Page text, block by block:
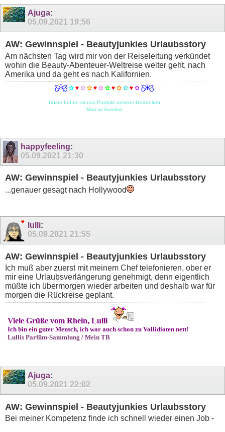
Ajuga:
05.09.2021 19:56
AW: Gewinnspiel - Beautyjunkies Urlaubsstory
Am nächsten Tag wird mir von der Reiseleitung verkündet
wohin die Beauty-Abenteuer-Weltreise weiter geht, nach
Amerika und da geht es nach Kalifornien.
Ƹ̵̡Ӝ̵̨̄Ʒ ✿♥✿ ✿ ♥✿✿♥✿✿♥✿Ƹ̵̡Ӝ̵̨̄Ʒ
Unser Leben ist das Produkt unserer Gedanken
Marcus Aurelius
happyfeeling:
05.09.2021 21:30
AW: Gewinnspiel - Beautyjunkies Urlaubsstory
...genauer gesagt nach Hollywood
lulli:
05.09.2021 21:55
AW: Gewinnspiel - Beautyjunkies Urlaubsstory
Ich muß aber zuerst mit meinem Chef telefonieren, ober er
mir eine Urlaubsverlängerung genehmigt, denn eigentlich
müßte ich übermorgen wieder arbeiten und deshalb war für
morgen die Rückreise geplant.
Viele Grüße vom Rhein, Lulli
Ich bin ein guter Mensch, ich war auch schon zu Vollidioten nett!
Lullis Parfüm-Sammlung / Mein TB
Ajuga:
05.09.2021 22:02
AW: Gewinnspiel - Beautyjunkies Urlaubsstory
Bei meiner Kompetenz finde ich schnell wieder einen Job -